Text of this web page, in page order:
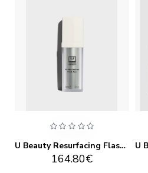
U Beauty Resurfacing Flash Peel 30ml U Beauty Sculpt The Preface Set
134.40€